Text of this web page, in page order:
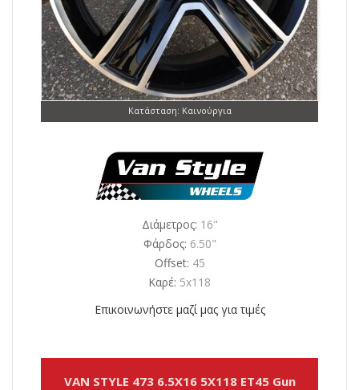
Κατάσταση: Καινούργια
Διάμετρος: 16"
Φάρδος: 6.50"
Offset: 45
Καρέ: 5x118
Επικοινωνήστε μαζί μας για τιμές
VAN STYLE 473 6.5X16 5X118 ET45 Gun